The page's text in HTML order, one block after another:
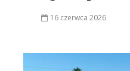
16 czerwca 2026